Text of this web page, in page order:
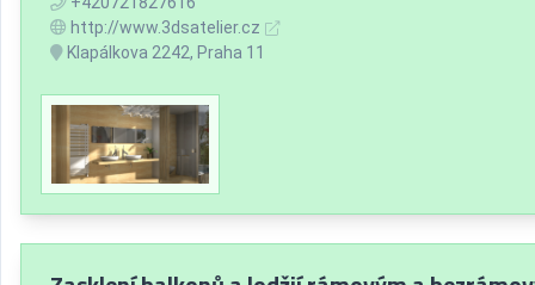
http://www.3dsatelier.cz
Klapálkova 2242, Praha 11